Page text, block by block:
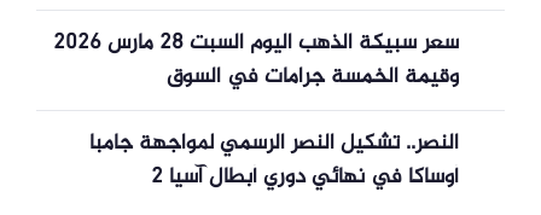
سعر سبيكة الذهب اليوم السبت 28 مارس 2026
وقيمة الخمسة جرامات في السوق
النصر.. تشكيل النصر الرسمي لمواجهة جامبا
أوساكا في نهائي دوري أبطال آسيا 2